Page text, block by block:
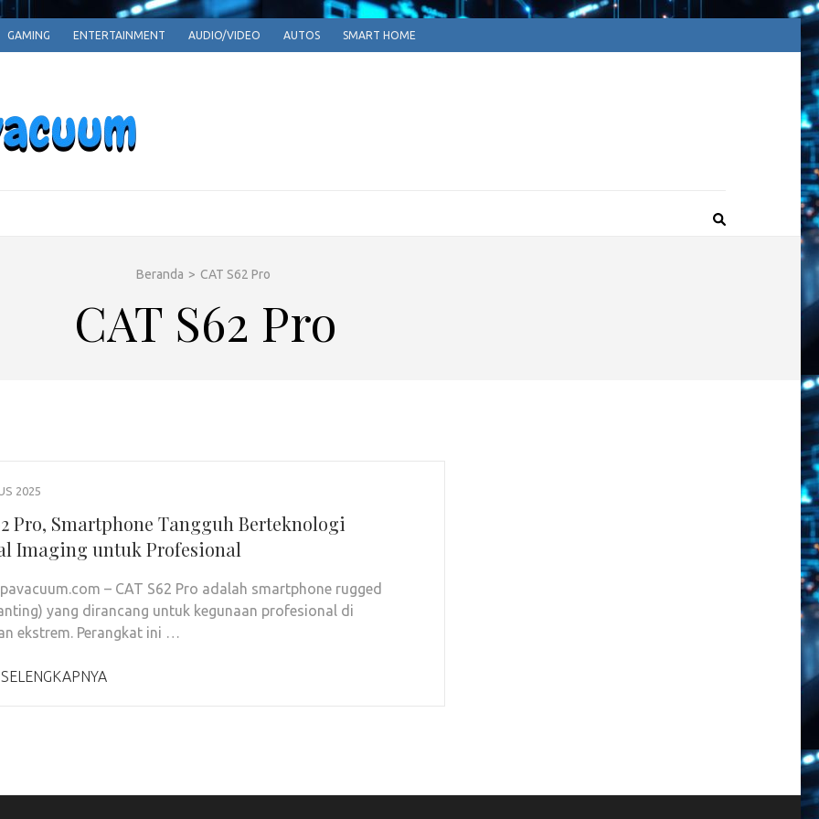
GAMING ENTERTAINMENT AUDIO/VIDEO AUTOS SMART HOME
Beranda > CAT S62 Pro
CAT S62 Pro
2025
Pro, Smartphone Tangguh Berteknologi
Imaging untuk Profesional
– CAT S62 Pro adalah smartphone rugged
yang dirancang untuk kegunaan profesional di
ekstrem. Perangkat ini …